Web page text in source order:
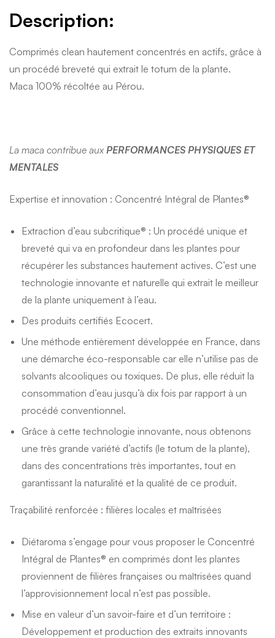
Description:
Comprimés clean hautement concentrés en actifs, grâce à
un procédé breveté qui extrait le totum de la plante.
Maca 100% récoltée au Pérou.
La maca contribue auxPERFORMANCES PHYSIQUES ET
MENTALES
Expertise et innovation : Concentré Intégral de Plantes®
Extraction d’eau subcritique® : Un procédé unique et
breveté qui va en profondeur dans les plantes pour
récupérer les substances hautement actives. C’est une
technologie innovante et naturelle qui extrait le meilleur
de la plante uniquement à l’eau.
Des produits certifiés Ecocert.
Une méthode entièrement développée en France, dans
une démarche éco-responsable car elle n’utilise pas de
solvants alcooliques ou toxiques. De plus, elle réduit la
consommation d’eau jusqu’à dix fois par rapport à un
procédé conventionnel.
Grâce à cette technologie innovante, nous obtenons
une très grande variété d’actifs (le totum de la plante),
dans des concentrations très importantes, tout en
garantissant la naturalité et la qualité de ce produit.
Traçabilité renforcée : filières locales et maîtrisées
Diétaroma s’engage pour vous proposer le Concentré
Intégral de Plantes® en comprimés dont les plantes
proviennent de filières françaises ou maîtrisées quand
l’approvisionnement local n’est pas possible.
Mise en valeur d’un savoir-faire et d’un territoire :
Développement et production des extraits innovants